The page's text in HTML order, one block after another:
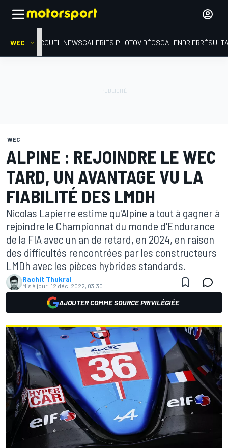
WEC ACCUEIL NEWSGALERIES PHOTOVIDÉOSCALENDRIER
WEC
ALPINE : REJOINDRE LE WEC
TARD, UN AVANTAGE VU LA
FIABILITÉ DES LMDH
Nicolas Lapierre estime qu'Alpine a tout à gagner à
rejoindre le Championnat du monde d'Endurance
de la FIA avec un an de retard, en 2024, en raison
des difficultés rencontrées par les constructeurs
LMDh avec les pièces hybrides standards.
Rachit Thukral
Mis à jour: 12 déc. 2022, 03:30
AJOUTER COMME SOURCE PRIVILÉGIÉE